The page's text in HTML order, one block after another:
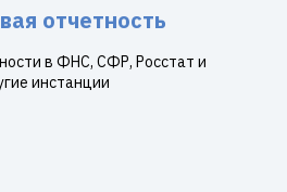
отчетность
в ФНС, СФР, Росстат и
инстанции